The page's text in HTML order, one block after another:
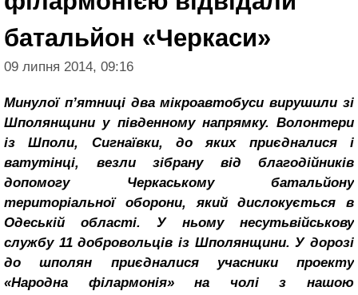
батальйон «Черкаси»
09 липня 2014, 09:16
Минулої п’ятниці два мікроавтобуси вирушили зі
Шполянщини у південному напрямку. Волонтери
із Шполи, Сигнаївки, до яких приєдналися і
ватутінці, везли зібрану від благодійників
допомогу Черкаському батальйону
територіальної оборони, який дислокується в
Одеській області. У ньому несутьвійськову
службу 11 добровольців із Шполянщини. У дорозі
до шполян приєдналися учасники проекту
«Народна філармонія» на чолі з нашою